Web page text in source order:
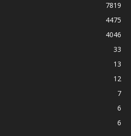
7819
4475
4046
33
13
12
7
6
6